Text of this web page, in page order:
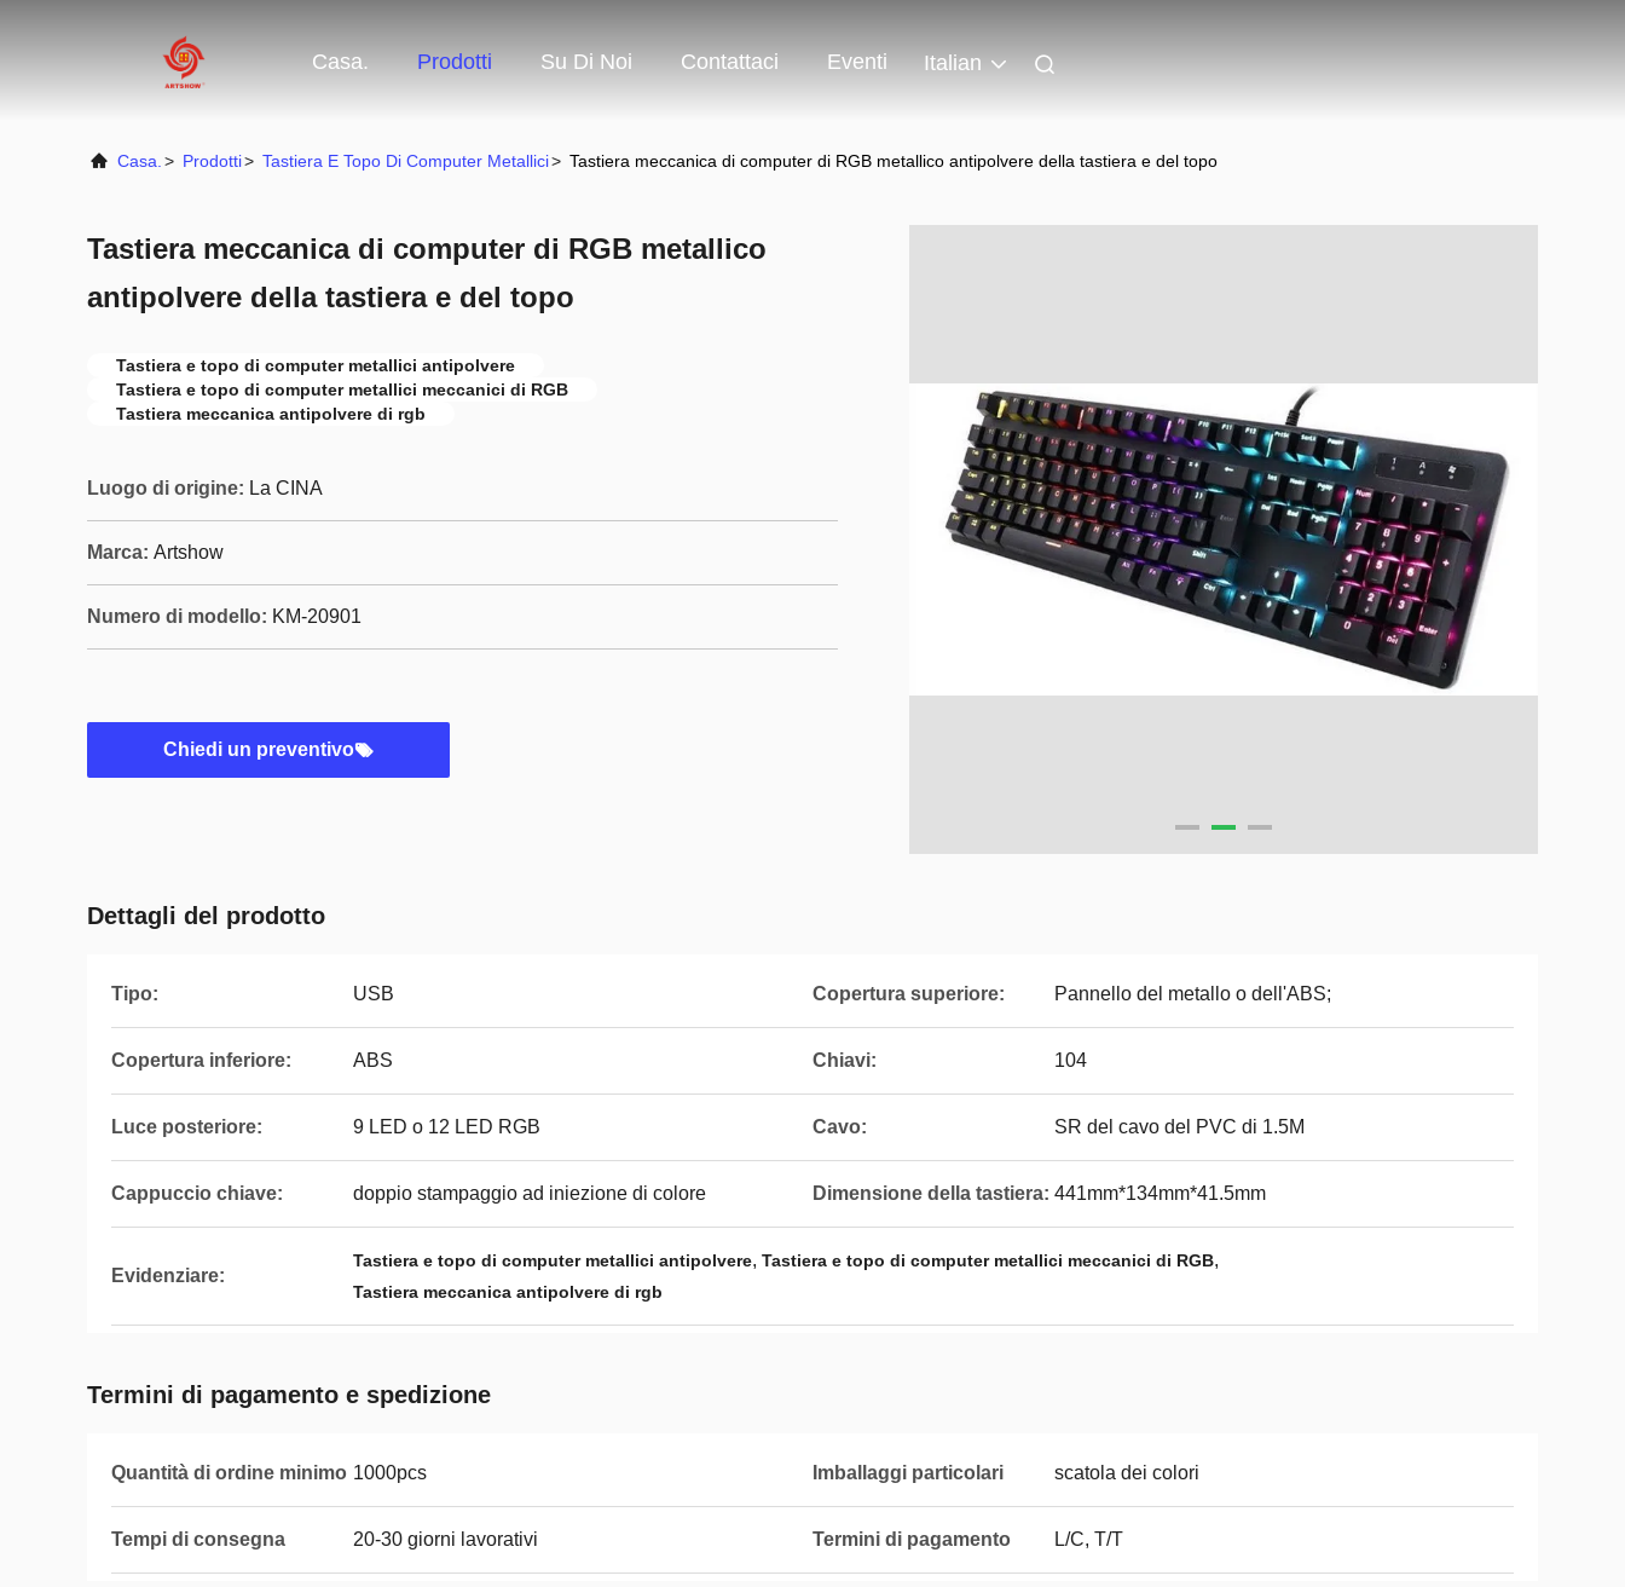
Casa. Prodotti Su Di Noi Contattaci Eventi Italian
Casa. > Prodotti> Tastiera E Topo Di Computer Metallici> Tastiera meccanica di computer di RGB metallico antipolvere della tastiera e del topo
Tastiera meccanica di computer di RGB metallico
antipolvere della tastiera e del topo
Tastiera e topo di computer metallici antipolvere
Tastiera e topo di computer metallici meccanici di RGB
Tastiera meccanica antipolvere di rgb
Luogo di origine: La CINA
Marca: Artshow
Numero di modello: KM-20901
Chiedi un preventivo
Dettagli del prodotto
Tipo: USB Copertura superiore: Pannello del metallo o dell'ABS;
Copertura inferiore: ABS Chiavi: 104
Luce posteriore: 9 LED o 12 LED RGB Cavo: SR del cavo del PVC di 1.5M
Cappuccio chiave: doppio stampaggio ad iniezione di colore Dimensione della tastiera: 441mm*134mm*41.5mm
Evidenziare:
Tastiera e topo di computer metallici antipolvere, Tastiera e topo di computer metallici meccanici di RGB,
Tastiera meccanica antipolvere di rgb
Termini di pagamento e spedizione
Quantità di ordine minimo 1000pcs Imballaggi particolari scatola dei colori
Tempi di consegna 20-30 giorni lavorativi Termini di pagamento L/C, T/T